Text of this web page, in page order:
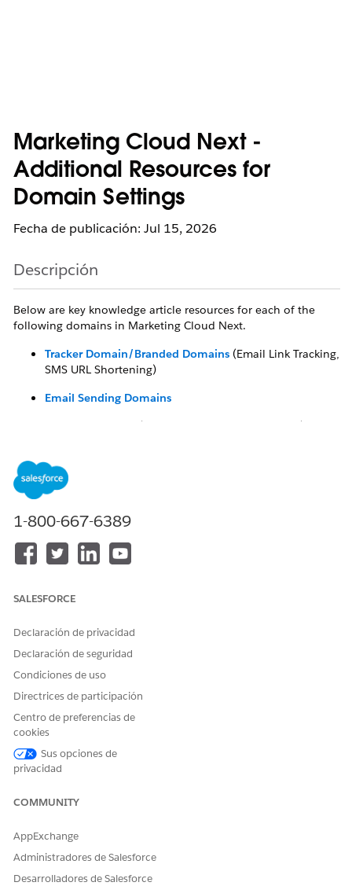
Marketing Cloud Next -
Additional Resources for
Domain Settings
Fecha de publicación: Jul 15, 2026
Descripción
Below are key knowledge article resources for each of the
following domains in Marketing Cloud Next.
Tracker Domain/Branded Domains (Email Link Tracking,
SMS URL Shortening)
Email Sending Domains
(Landing Pages, Forms, Images)
Marketing Cloud Account Engagement domains
Compare Marketing Cloud Next Domains with
Marketing Cloud Engagement domains
Número del artículo de conocimiento
¡Háganos saber cómo podemos mejorar!
1-800-667-6389
SALESFORCE
Declaración de privacidad
Declaración de seguridad
Condiciones de uso
Directrices de participación
Centro de preferencias de
cookies
Sus opciones de
privacidad
COMMUNITY
AppExchange
Administradores de Salesforce
Desarrolladores de Salesforce